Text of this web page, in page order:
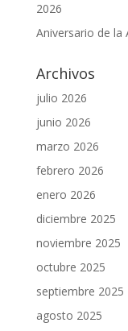
2026
Aniversario de la
Archivos
julio 2026
junio 2026
marzo 2026
febrero 2026
enero 2026
diciembre 2025
noviembre 2025
octubre 2025
septiembre 2025
agosto 2025